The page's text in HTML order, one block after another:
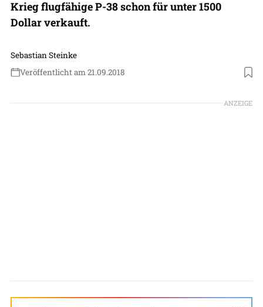
Krieg flugfähige P-38 schon für unter 1500
Dollar verkauft.
Sebastian Steinke
Veröffentlicht am 21.09.2018
ANZEIGE